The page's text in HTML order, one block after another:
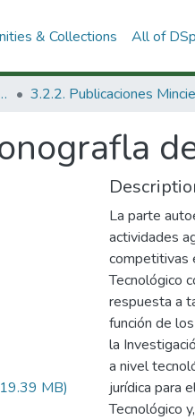
& Collections All of
y Tecnológica
MB)
La parte
actividades
competitivas
Tecnológico
respuesta a
función de
la
a nivel
jurídica para
Tecnológico